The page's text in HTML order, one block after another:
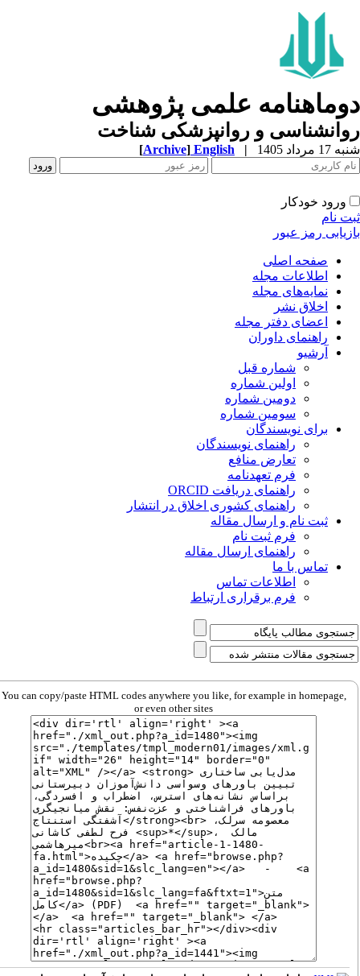
علمی پژوهشی
و روانپزشکی شناخت
1405
|
English
[Archive]
ورود خودکار
نام
رمز عبور
صفحه اصلی
اطلاعات مجله
نمایه‌های مجله
اخلاق نشر
اعضای دفتر مجله
راهنمای داوران
آرشیو
شماره قبل
اولین شماره
دومین شماره
سومین شماره
برای نویسندگان
راهنمای نویسندگان
تعارض منافع
فرم تعهدنامه
راهنمای دریافت ORCID
راهنمای کشوری اخلاق در انتشار
ثبت نام و ارسال مقاله
فرم ثبت نام
راهنمای ارسال مقاله
تماس با ما
اطلاعات تماس
فرم برقراری ارتباط
You can copy/paste HTML codes anywhere you like, for example in homepage,
or even other sites